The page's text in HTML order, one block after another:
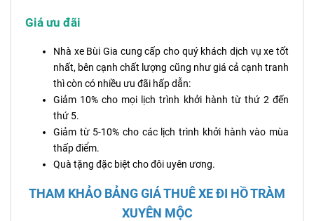
Giá ưu đãi
Nhà xe Bùi Gia cung cấp cho quý khách dịch vụ xe tốt
nhất, bên cạnh chất lượng cũng như giá cả cạnh tranh
thì còn có nhiều ưu đãi hấp dẫn:
Giảm 10% cho mọi lịch trình khởi hành từ thứ 2 đến
thứ 5.
Giảm từ 5-10% cho các lịch trình khởi hành vào mùa
thấp điểm.
Quà tặng đặc biệt cho đôi uyên ương.
THAM KHẢO BẢNG GIÁ THUÊ XE ĐI HỒ TRÀM
XUYÊN MỘC